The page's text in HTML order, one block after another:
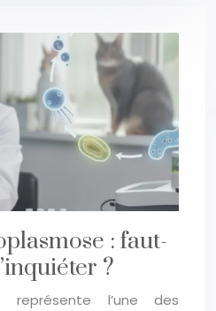
: faut-
?
représente l’une des